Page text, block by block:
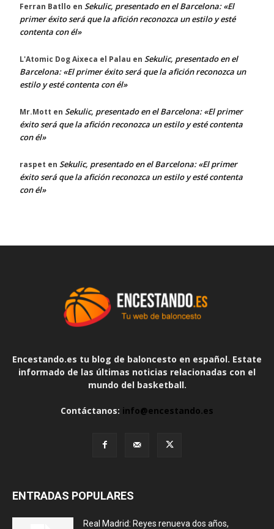
Ferran Batllo en Sekulic, presentado en el Barcelona: «El
primer éxito será que la afición reconozca un estilo y esté
contenta con él»
L'Atomic Dog Aixeca el Palau en Sekulic, presentado en el
Barcelona: «El primer éxito será que la afición reconozca un
estilo y esté contenta con él»
Mr.Mott en Sekulic, presentado en el Barcelona: «El primer
éxito será que la afición reconozca un estilo y esté contenta
con él»
raspet en Sekulic, presentado en el Barcelona: «El primer
éxito será que la afición reconozca un estilo y esté contenta
con él»
Encestando.es tu blog de baloncesto en español. Estate
informado de las últimas noticias relacionadas con el
mundo del basketball.
Contáctanos: info@encestando.es
ENTRADAS POPULARES
Real Madrid: Reyes renueva dos años,